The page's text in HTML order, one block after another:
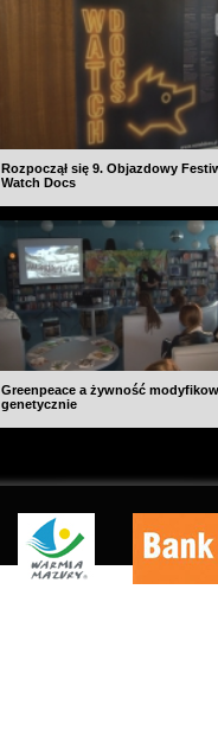
Rozpoczął się 9. Objazdowy
Watch Docs
Greenpeace a żywność
genetycznie